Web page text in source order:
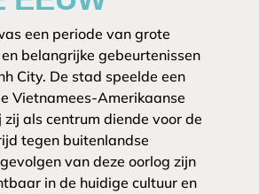
een periode van grote
belangrijke gebeurtenissen
City. De stad speelde een
Vietnamees-Amerikaanse
als centrum diende voor de
tegen buitenlandse
van deze oorlog zijn
in de huidige cultuur en